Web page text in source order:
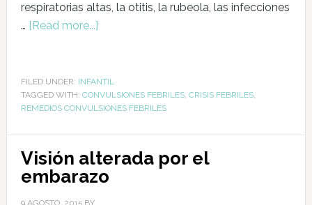
respiratorias altas, la otitis, la rubeola, las infecciones
… [Read more...]
FILED UNDER: INFANTIL
TAGGED WITH: CONVULSIONES FEBRILES, CRISIS FEBRILES,
REMEDIOS CONVULSIONES FEBRILES
Visión alterada por el
embarazo
9 AGOSTO, 2015BY